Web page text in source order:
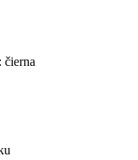
: čierna